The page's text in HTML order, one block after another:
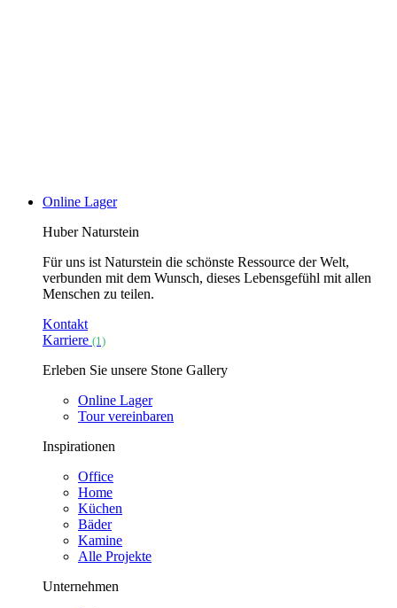
Online Lager
Huber Naturstein
Für uns ist Naturstein die schönste Ressource der Welt,
verbunden mit dem Wunsch, dieses Lebensgefühl mit allen
Menschen zu teilen.
Kontakt
Karriere (1)
Erleben Sie unsere Stone Gallery
Online Lager
Tour vereinbaren
Inspirationen
Office
Home
Küchen
Bäder
Kamine
Alle Projekte
Unternehmen